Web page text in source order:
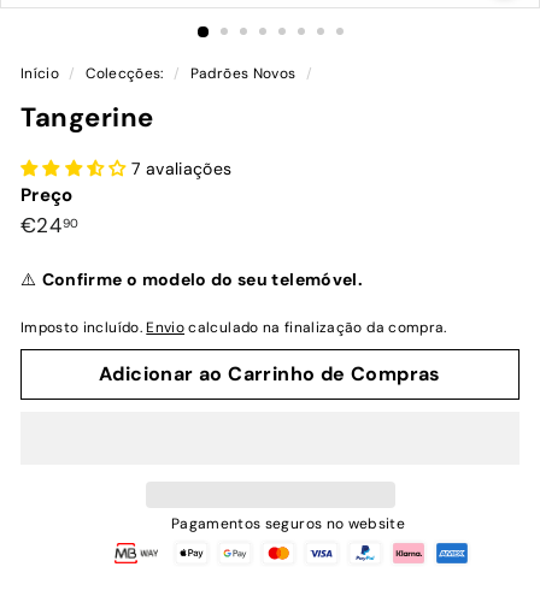
Início / Colecções: / Padrões Novos /
Tangerine
7 avaliações
Preço
Preço
€2490€24,90
⚠️ Confirme o modelo do seu telemóvel.
Imposto incluído.Enviocalculado na finalização da compra.
Adicionar ao Carrinho de Compras
Pagamentos seguros no website